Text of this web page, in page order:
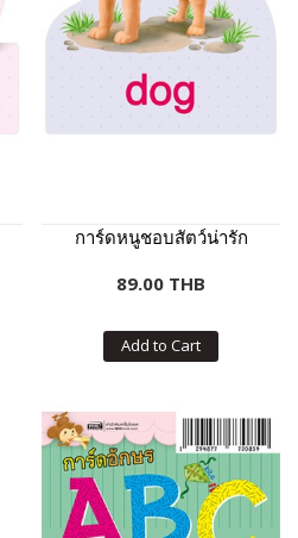
การ์ดหนูชอบสัตว์น่ารัก
89.00 THB
Add to Cart